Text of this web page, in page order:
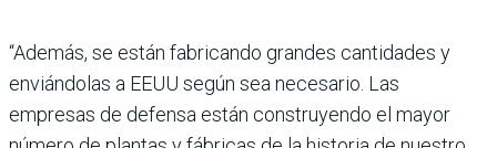
“Además, se están fabricando grandes cantidades y
enviándolas a EEUU según sea necesario. Las
empresas de defensa están construyendo el mayor